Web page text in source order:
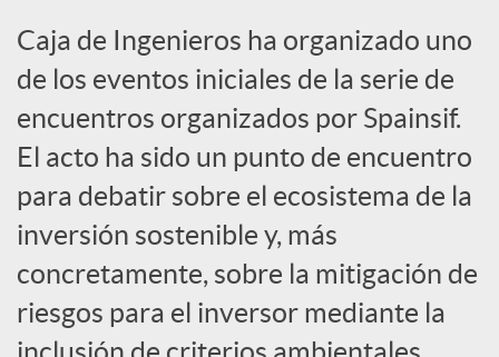
o
c
i
a
l
Caja de Ingenieros ha organizado uno
de los eventos iniciales de la serie de
encuentros organizados por Spainsif.
El acto ha sido un punto de encuentro
para debatir sobre el ecosistema de la
inversión sostenible y, más
concretamente, sobre la mitigación de
riesgos para el inversor mediante la